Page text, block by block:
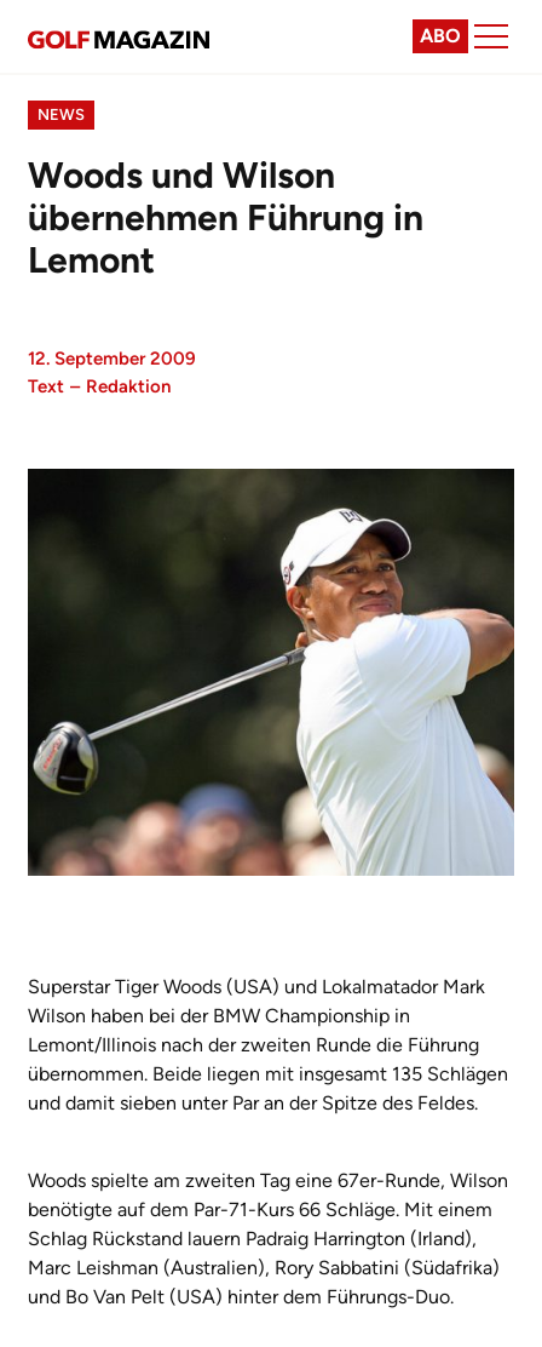
ABO
NEWS
Woods und Wilson
übernehmen Führung in
Lemont
12. September 2009
Text – Redaktion
Superstar Tiger Woods (USA) und Lokalmatador Mark
Wilson haben bei der BMW Championship in
Lemont/Illinois nach der zweiten Runde die Führung
übernommen. Beide liegen mit insgesamt 135 Schlägen
und damit sieben unter Par an der Spitze des Feldes.
Woods spielte am zweiten Tag eine 67er-Runde, Wilson
benötigte auf dem Par-71-Kurs 66 Schläge. Mit einem
Schlag Rückstand lauern Padraig Harrington (Irland),
Marc Leishman (Australien), Rory Sabbatini (Südafrika)
und Bo Van Pelt (USA) hinter dem Führungs-Duo.